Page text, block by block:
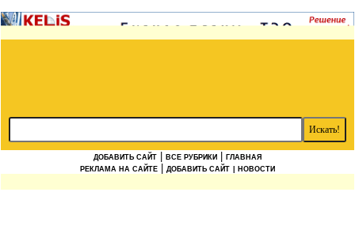
ДОБАВИТЬ САЙТ ВСЕ РУБРИКИ
ГЛАВНАЯ
РЕКЛАМА НА САЙТЕ
ДОБАВИТЬ САЙТ | НОВОСТИ